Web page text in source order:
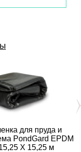
для пруда и
PondGard EPDM
X 15,25 м